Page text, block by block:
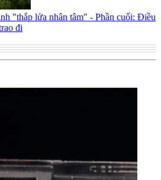
"thắp lửa nhân tâm" - Phần cuối: Điều
đi